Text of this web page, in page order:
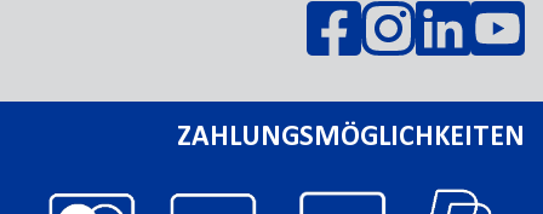
ZAHLUNGSMÖGLICHKEITEN